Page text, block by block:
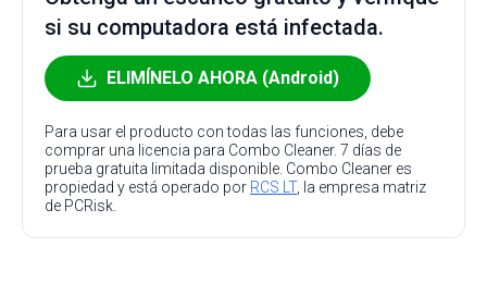
si su computadora está infectada.
ELIMÍNELO AHORA (Android)
Para usar el producto con todas las funciones, debe
comprar una licencia para Combo Cleaner. 7 días de
prueba gratuita limitada disponible. Combo Cleaner es
propiedad y está operado por RCS LT, la empresa matriz
de PCRisk.